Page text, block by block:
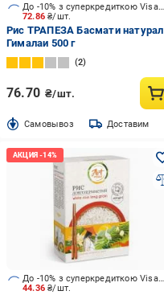
72.86₴/шт.
До -10% з суперкредиткою Visa Вигода
Рис ТРАПЕЗА Басмати натурал
Гималаи 500 г
2
76.70 ₴/шт.
Cамовывоз Доставим
44.36₴/шт.
До -10% з суперкредиткою Visa Вигода